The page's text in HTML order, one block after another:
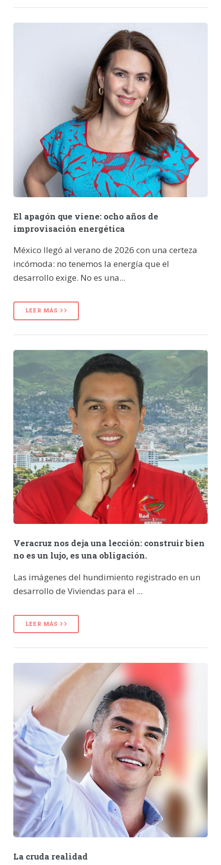
El apagón que viene: ocho años de
improvisación energética
México llegó al verano de 2026 con una certeza
incómoda: no tenemos la energía que el
desarrollo exige. No es una...
LEER MÁS
Veracruz nos deja una lección: construir bien
no es un lujo, es una obligación.
Las imágenes del hundimiento registrado en un
desarrollo de Viviendas para el ...
LEER MÁS
La cruda realidad